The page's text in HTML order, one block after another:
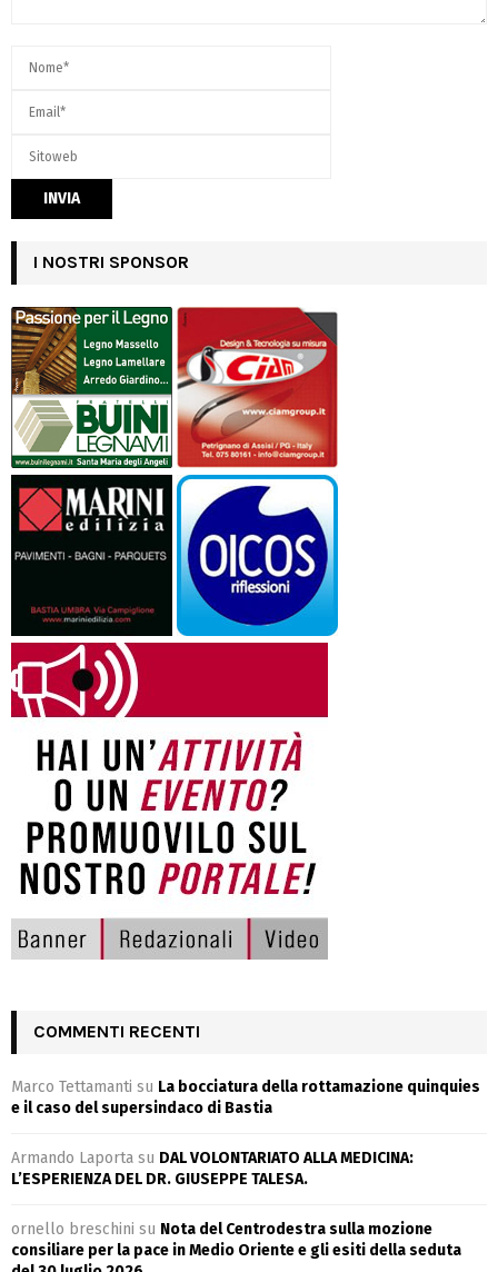
I NOSTRI SPONSOR
COMMENTI RECENTI
Marco Tettamanti su La bocciatura della rottamazione quinquies
e il caso del supersindaco di Bastia
Armando Laporta su DAL VOLONTARIATO ALLA MEDICINA:
L’ESPERIENZA DEL DR. GIUSEPPE TALESA.
ornello breschini su Nota del Centrodestra sulla mozione
consiliare per la pace in Medio Oriente e gli esiti della seduta